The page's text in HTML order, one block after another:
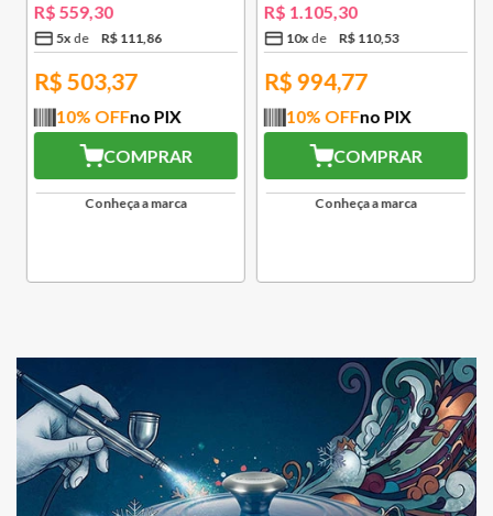
R$ 559,30
5x R$111,86
R$ 503,37
10% OFFno PIX
COMPRAR
Conheça a marca
R$ 1.105,30
10x R$110,53
R$ 994,77
10% OFFno PIX
COMPRAR
Conheça a marca